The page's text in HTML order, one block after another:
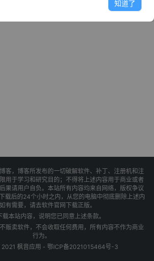
客，博客所发布的一切破解软件、补丁、注册机和注
用于学习和研究目的；不得将上述内容用于商业或者
果请用户自负。本站所有内容均来自网络，版权争议
载后的24个小时之内，从您的电脑中彻底删除上述内
有需要，请去软件官网下载正版。
载本站内容，说明您已同意上述条款。
贩卖软件，不会收取任何费用，所有内容不作为商业
行为。
枫音应用 - 鄂ICP备2021015464号-3
知道了